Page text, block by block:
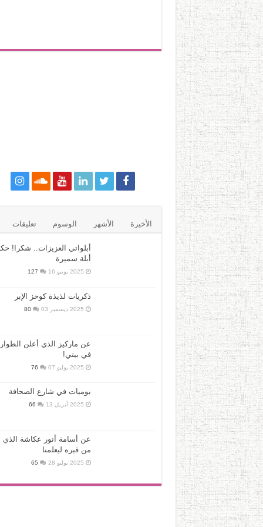
الأخيرة الأشهر الوسوم تعليقات
أبلواتي العزيزات.. شكرا!
أبلة سميرة
2025 يونيو 16 127
ذكريات لذيذة كوخز الإبر
2025 ديسمبر 03 80
عن ماركيز الذي أعلن
في بيتي!
2025 يوليو 07 76
يوميات في شارع الصحافة
2025 أبريل 13 66
عن أسامة أنور عكاشة الذي
من قبره ليعلمنا
2025 يوليو 28 65